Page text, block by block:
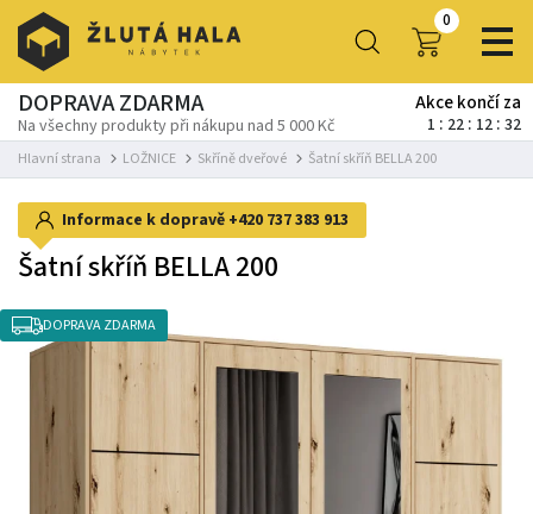
0
DOPRAVA ZDARMA
Na všechny produkty při nákupu nad 5 000 Kč
Akce končí za
1 22 12 31
Hlavní strana LOŽNICE Skříně dveřové Šatní skříň BELLA 200
Informace k dopravě +420 737 383 913
Šatní skříň BELLA 200
DOPRAVA ZDARMA